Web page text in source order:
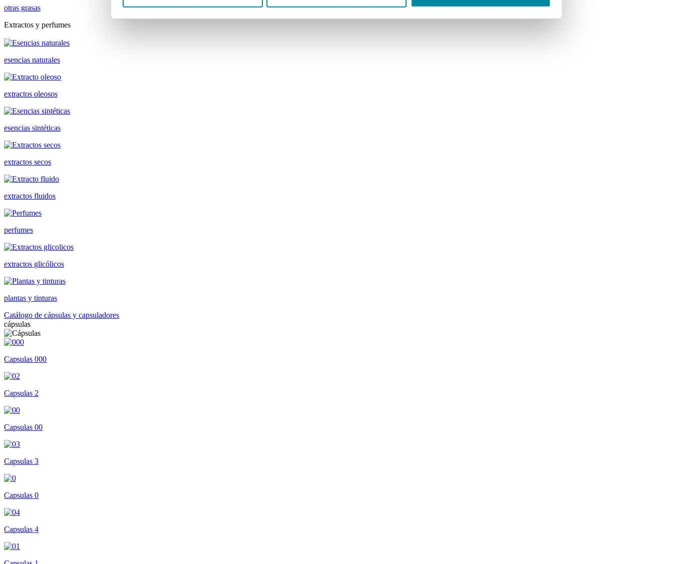
otras grasas
Extractos y perfumes
esencias naturales
extractos oleosos
esencias sintéticas
extractos secos
extractos fluidos
perfumes
extractos glicólicos
plantas y tinturas
Catálogo de cápsulas y capsuladores
cápsulas
Capsulas 000
Capsulas 2
Capsulas 00
Capsulas 3
Capsulas 0
Capsulas 4